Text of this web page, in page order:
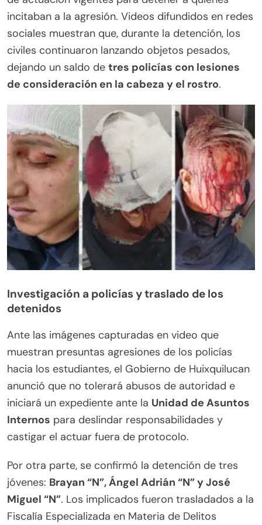
incitaban a la agresión. Videos difundidos en redes
sociales muestran que, durante la detención, los
civiles continuaron lanzando objetos pesados,
dejando un saldo de tres policías con lesiones
de consideración en la cabeza y el rostro.
Investigación a policías y traslado de los
detenidos
Ante las imágenes capturadas en video que
muestran presuntas agresiones de los policías
hacia los estudiantes, el Gobierno de Huixquilucan
anunció que no tolerará abusos de autoridad e
iniciará un expediente ante la Unidad de Asuntos
Internos para deslindar responsabilidades y
castigar el actuar fuera de protocolo.
Por otra parte, se confirmó la detención de tres
jóvenes: Brayan “N”, Ángel Adrián “N” y José
Miguel “N”. Los implicados fueron trasladados a la
Fiscalía Especializada en Materia de Delitos